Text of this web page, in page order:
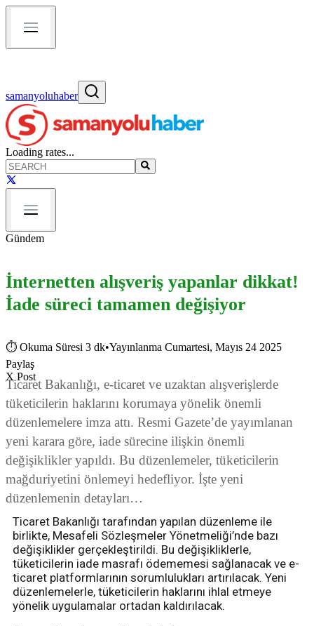
samanyoluhaber
Loading rates...
Gündem
İnternetten alışveriş yapanlar dikkat!
İade süreci tamamen değişiyor
⏱ Okuma Süresi 3 dk•Yayınlanma Cumartesi, Mayıs 24 2025
Paylaş
X Post
Ticaret Bakanlığı, e-ticaret ve uzaktan alışverişlerde
tüketicilerin haklarını korumaya yönelik önemli
düzenlemelere imza attı. Resmi Gazete’de yayımlanan
yeni karara göre, iade sürecine ilişkin önemli
değişiklikler yapıldı. Bu düzenlemeler, tüketicilerin
mağduriyetini önlemeyi hedefliyor. İşte yeni
düzenlemenin detayları…
Ticaret Bakanlığı tarafından yapılan düzenleme ile
birlikte, Mesafeli Sözleşmeler Yönetmeliği’nde bazı
değişiklikler gerçekleştirildi. Bu değişikliklerle,
tüketicilerin iade masrafı ödememesi sağlanacak ve e-
ticaret platformlarının sorumlulukları artırılacak. Yeni
düzenlemelerle, tüketicilerin haklarını ihlal etmeye
yönelik uygulamalar ortadan kaldırılacak.